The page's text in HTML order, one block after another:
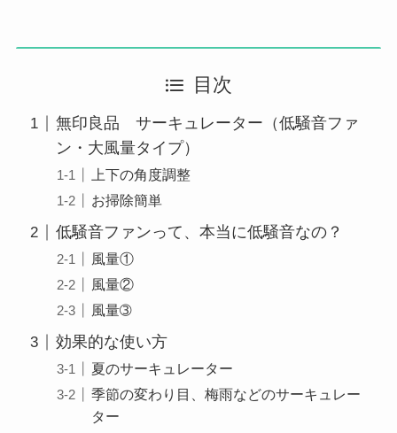
目次
無印良品 サーキュレーター（低騒音ファ
ン・大風量タイプ）
上下の角度調整
お掃除簡単
低騒音ファンって、本当に低騒音なの？
風量①
風量②
風量➂
効果的な使い方
夏のサーキュレーター
季節の変わり目、梅雨などのサーキュレー
ター